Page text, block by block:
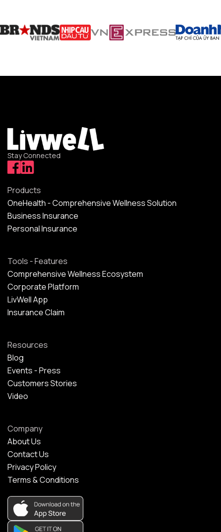
Stay Connected
Products
OneHealth - Comprehensive Wellness Solution
Business Insurance
Personal Insurance
Tools - Features
Comprehensive Wellness Ecosystem
Corporate Platform
LivWell App
Insurance Claim
Resources
Blog
Events - Press
Customers Stories
Video
Company
About Us
Contact Us
Privacy Policy
Terms & Conditions